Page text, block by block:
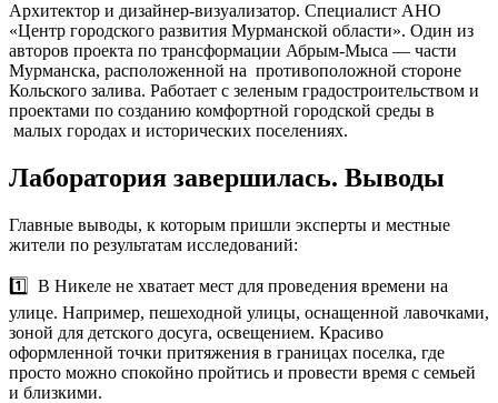
Архитектор и дизайнер-визуализатор. Специалист АНО
«Центр городского развития Мурманской области». Один из
авторов проекта по трансформации Абрым-Мыса — части
Мурманска, расположенной на противоположной стороне
Кольского залива. Работает с зеленым градостроительством и
проектами по созданию комфортной городской среды в
малых городах и исторических поселениях.
Лаборатория завершилась. Выводы
Главные выводы, к которым пришли эксперты и местные
жители по результатам исследований:
1️⃣ В Никеле не хватает мест для проведения времени на
улице. Например, пешеходной улицы, оснащенной лавочками,
зоной для детского досуга, освещением. Красиво
оформленной точки притяжения в границах поселка, где
просто можно спокойно пройтись и провести время с семьей
и близкими.